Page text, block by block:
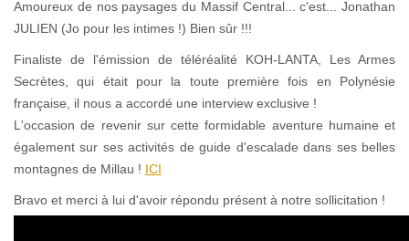
Amoureux de nos paysages du Massif Central... c'est... Jonathan
JULIEN (Jo pour les intimes !) Bien sûr !!!
Finaliste de l'émission de téléréalité KOH-LANTA, Les Armes
Secrètes, qui était pour la toute première fois en Polynésie
française, il nous a accordé une interview exclusive !
L'occasion de revenir sur cette formidable aventure humaine et
également sur ses activités de guide d'escalade dans ses belles
montagnes de Millau ! ICI
Bravo et merci à lui d'avoir répondu présent à notre sollicitation !